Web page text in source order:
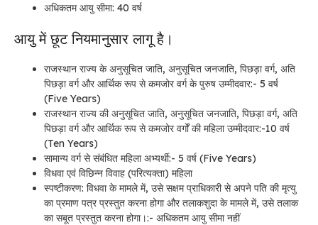
अधिकतम आयु सीमा: 40 वर्ष
आयु में छूट नियमानुसार लागू है।
राजस्थान राज्य के अनुसूचित जाति, अनुसूचित जनजाति, पिछड़ा वर्ग, अति
पिछड़ा वर्ग और आर्थिक रूप से कमजोर वर्ग के पुरुष उम्मीदवार:- 5 वर्ष
(Five Years)
राजस्थान राज्य की अनुसूचित जाति, अनुसूचित जनजाति, पिछड़ा वर्ग, अति
पिछड़ा वर्ग और आर्थिक रूप से कमजोर वर्गों की महिला उम्मीदवार:-10 वर्ष
(Ten Years)
सामान्य वर्ग से संबंधित महिला अभ्यर्थी:- 5 वर्ष (Five Years)
विधवा एवं विछिन्न विवाह (परित्यक्ता) महिला
स्पष्टीकरण: विधवा के मामले में, उसे सक्षम प्राधिकारी से अपने पति की मृत्यु
का प्रमाण पत्र प्रस्तुत करना होगा और तलाकशुदा के मामले में, उसे तलाक
का सबूत प्रस्तुत करना होगा।:- अधिकतम आयु सीमा नहीं